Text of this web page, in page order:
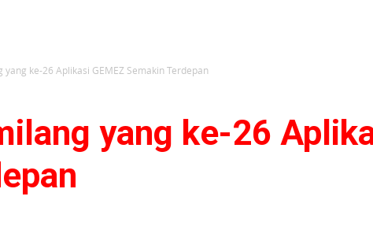
yang ke-26 Aplikasi GEMEZ Semakin Terdepan
yang ke-26